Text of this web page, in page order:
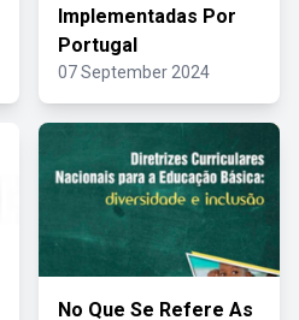
Implementadas Por
Portugal
07 September 2024
No Que Se Refere As